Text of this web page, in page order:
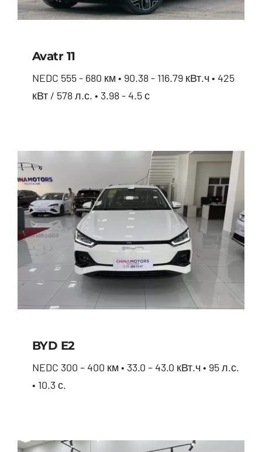
Avatr 11
NEDC 555 - 680 км • 90.38 - 116.79 кВт.ч • 425
кВт / 578 л.с. • 3.98 - 4.5 с
BYD E2
NEDC 300 – 400 км • 33.0 – 43.0 кВт.ч • 95 л.с.
• 10.3 с.